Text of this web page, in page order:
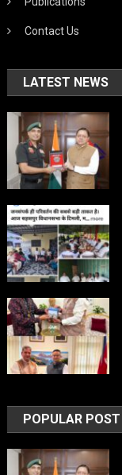
Contact Us
LATEST NEWS
POPULAR POST